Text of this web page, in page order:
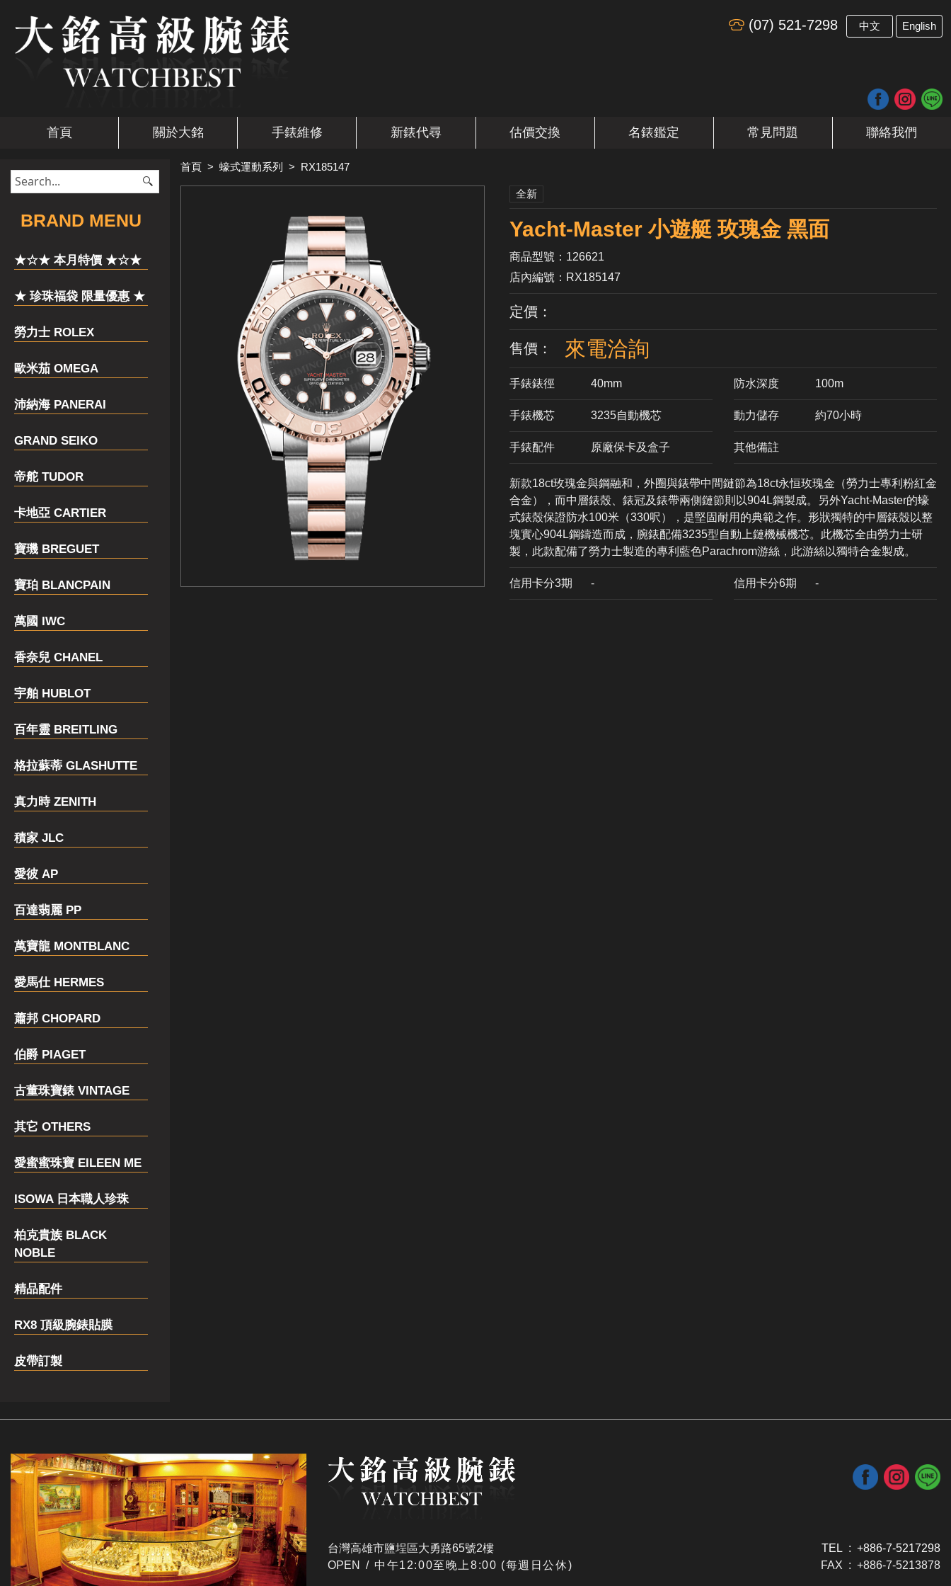
(07) 521-7298 中文 English
首頁 關於大銘 手錶維修 新錶代尋 估價交換 名錶鑑定 常見問題 聯絡我們
​BRAND MENU
★☆★ 本月特價 ★☆★
★ 珍珠福袋 限量優惠 ★
勞力士 ROLEX
歐米茄 OMEGA
沛納海 PANERAI
GRAND SEIKO
帝舵 TUDOR
卡地亞 CARTIER
寶璣 BREGUET
寶珀 BLANCPAIN
萬國 IWC
香奈兒 CHANEL
宇舶 HUBLOT
百年靈 BREITLING
格拉蘇蒂 GLASHUTTE
真力時 ZENITH
積家 JLC
愛彼 AP
百達翡麗 PP
萬寶龍 MONTBLANC
愛馬仕 HERMES
蕭邦 CHOPARD
伯爵 PIAGET
古董珠寶錶 VINTAGE
其它 OTHERS
愛蜜蜜珠寶 EILEEN ME
ISOWA 日本職人珍珠
柏克貴族 BLACK
NOBLE
精品配件
RX8 頂級腕錶貼膜
皮帶訂製
首頁 > 蠔式運動系列 > RX185147
全新
Yacht-Master 小遊艇 玫瑰金 黑面
商品型號：126621
店內編號：RX185147
定價：
售價： 來電洽詢
手錶錶徑 40mm 防水深度 100m
手錶機芯 ​3235自動機芯 動力儲存 約70小時
手錶配件 原廠保卡及盒子 其他備註
新款18ct玫瑰金與鋼融和，外圈與錶帶中間鏈節為18ct永恒玫瑰金（勞力士專利粉紅金
合金），而中層錶殼、錶冠及錶帶兩側鏈節則以904L鋼製成。另外Yacht-Master的蠔
式錶殼保證防水100米（330呎），是堅固耐用的典範之作。形狀獨特的中層錶殼以整
塊實心904L鋼鑄造而成，腕錶配備3235型自動上鏈機械機芯。此機芯全由勞力士研
製，此款配備了勞力士製造的專利藍色Parachrom游絲，此游絲以獨特合金製成。
信用卡分3期 ​- 信用卡分6期 -
台灣高雄市鹽埕區大勇路65號2樓
OPEN / ​中午12:00至晚上8:00 (每週日公休)
TEL : +886-7-5217298
FAX : +886-7-5213878